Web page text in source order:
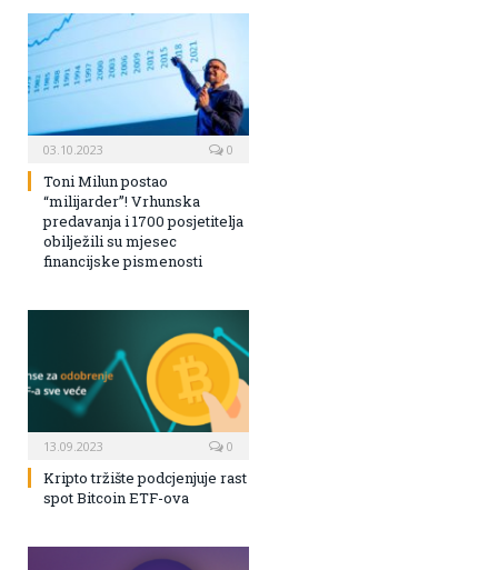
03.10.2023 0
Toni Milun postao
“milijarder”! Vrhunska
predavanja i 1700 posjetitelja
obilježili su mjesec
financijske pismenosti
13.09.2023 0
Kripto tržište podcjenjuje rast
spot Bitcoin ETF-ova